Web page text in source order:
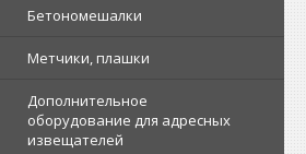
Бетономешалки
Метчики, плашки
Дополнительное
оборудование для адресных
извещателей